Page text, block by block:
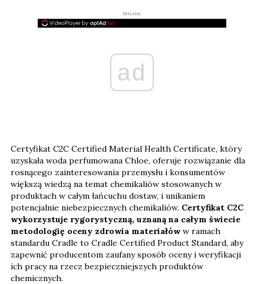
REKLAMA
ad
Certyfikat C2C Certified Material Health Certificate, który
uzyskała woda perfumowana Chloe, oferuje rozwiązanie dla
rosnącego zainteresowania przemysłu i konsumentów
większą wiedzą na temat chemikaliów stosowanych w
produktach w całym łańcuchu dostaw, i unikaniem
potencjalnie niebezpiecznych chemikaliów. Certyfikat C2C
wykorzystuje rygorystyczną, uznaną na całym świecie
metodologię oceny zdrowia materiałóww ramach
standardu Cradle to Cradle Certified Product Standard, aby
zapewnić producentom zaufany sposób oceny i weryfikacji
ich pracy na rzecz bezpieczniejszych produktów
chemicznych.